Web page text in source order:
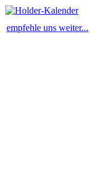
empfehle uns weiter...